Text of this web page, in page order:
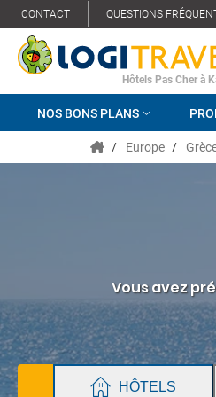
CONTACT QUESTIONS
Hôtels Pas Cher à
NOS BONS PLANS
/ Europe /
Vous avez